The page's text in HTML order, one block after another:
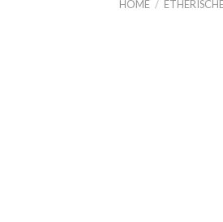
HOME /